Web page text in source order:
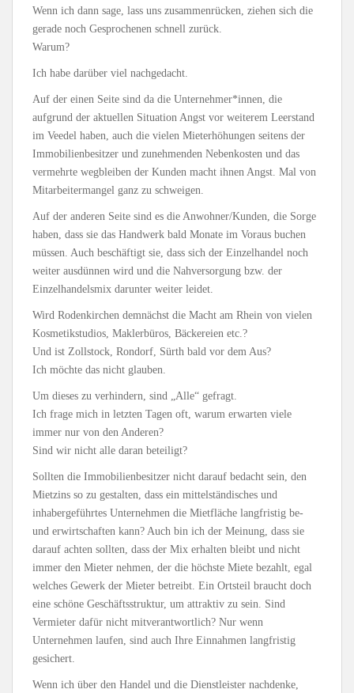
Wenn ich dann sage, lass uns zusammenrücken, ziehen sich die
gerade noch Gesprochenen schnell zurück.
Warum?
Ich habe darüber viel nachgedacht.
Auf der einen Seite sind da die Unternehmer*innen, die
aufgrund der aktuellen Situation Angst vor weiterem Leerstand
im Veedel haben, auch die vielen Mieterhöhungen seitens der
Immobilienbesitzer und zunehmenden Nebenkosten und das
vermehrte wegbleiben der Kunden macht ihnen Angst. Mal von
Mitarbeitermangel ganz zu schweigen.
Auf der anderen Seite sind es die Anwohner/Kunden, die Sorge
haben, dass sie das Handwerk bald Monate im Voraus buchen
müssen. Auch beschäftigt sie, dass sich der Einzelhandel noch
weiter ausdünnen wird und die Nahversorgung bzw. der
Einzelhandelsmix darunter weiter leidet.
Wird Rodenkirchen demnächst die Macht am Rhein von vielen
Kosmetikstudios, Maklerbüros, Bäckereien etc.?
Und ist Zollstock, Rondorf, Sürth bald vor dem Aus?
Ich möchte das nicht glauben.
Um dieses zu verhindern, sind „Alle“ gefragt.
Ich frage mich in letzten Tagen oft, warum erwarten viele
immer nur von den Anderen?
Sind wir nicht alle daran beteiligt?
Sollten die Immobilienbesitzer nicht darauf bedacht sein, den
Mietzins so zu gestalten, dass ein mittelständisches und
inhabergeführtes Unternehmen die Mietfläche langfristig be-
und erwirtschaften kann? Auch bin ich der Meinung, dass sie
darauf achten sollten, dass der Mix erhalten bleibt und nicht
immer den Mieter nehmen, der die höchste Miete bezahlt, egal
welches Gewerk der Mieter betreibt. Ein Ortsteil braucht doch
eine schöne Geschäftsstruktur, um attraktiv zu sein. Sind
Vermieter dafür nicht mitverantwortlich? Nur wenn
Unternehmen laufen, sind auch Ihre Einnahmen langfristig
gesichert.
Wenn ich über den Handel und die Dienstleister nachdenke,